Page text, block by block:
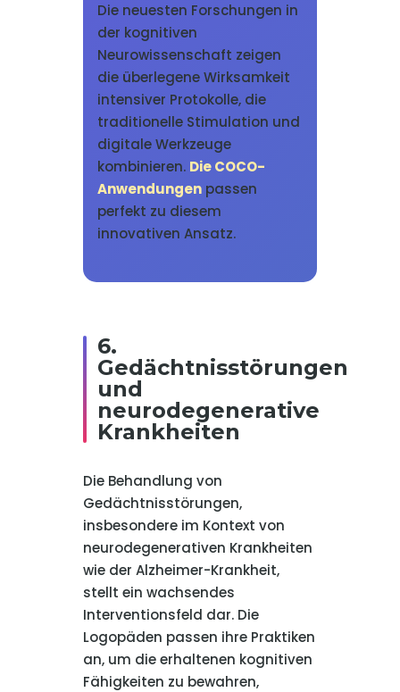
Die neuesten Forschungen in
der kognitiven
Neurowissenschaft zeigen
die überlegene Wirksamkeit
intensiver Protokolle, die
traditionelle Stimulation und
digitale Werkzeuge
kombinieren. Die COCO-
Anwendungenpassen
perfekt zu diesem
innovativen Ansatz.
6.
Gedächtnisstörungen
und
neurodegenerative
Krankheiten
Die Behandlung von
Gedächtnisstörungen,
insbesondere im Kontext von
neurodegenerativen Krankheiten
wie der Alzheimer-Krankheit,
stellt ein wachsendes
Interventionsfeld dar. Die
Logopäden passen ihre Praktiken
an, um die erhaltenen kognitiven
Fähigkeiten zu bewahren,